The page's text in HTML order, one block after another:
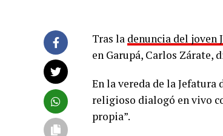
Tras la denuncia del joven
en Garupá, Carlos Zárate,
En la vereda de la Jefatura
religioso dialogó en vivo
propia”.